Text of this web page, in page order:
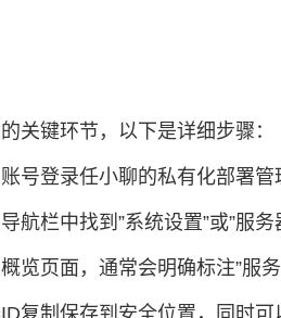
关键环节，以下是详细步骤：
号登录任小聊的私有化部署
航栏中找到”系统设置”或”服
览页面，通常会明确标注”服
复制保存到安全位置，同时